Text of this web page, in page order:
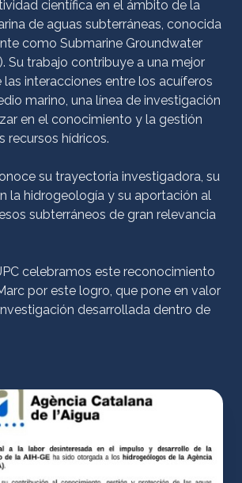
científica en el ámbito de la
de aguas subterráneas, conocida
como Submarine Groundwater
Su trabajo contribuye a una mejor
interacciones entre los acuíferos
marino, una línea de investigación
en el conocimiento y la gestión
recursos hídricos.
su trayectoria investigadora, su
la hidrogeología y su aportación al
subterráneos de gran relevancia
celebramos este reconocimiento
por este logro, que pone en valor
desarrollada dentro de